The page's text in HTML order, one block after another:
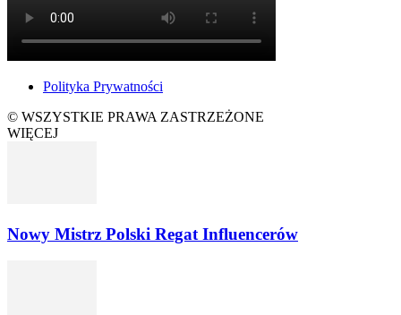
Polityka Prywatności
© WSZYSTKIE PRAWA ZASTRZEŻONE
WIĘCEJ
Nowy Mistrz Polski Regat Influencerów